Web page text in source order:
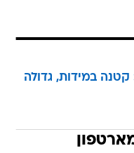
במידות, גדולה